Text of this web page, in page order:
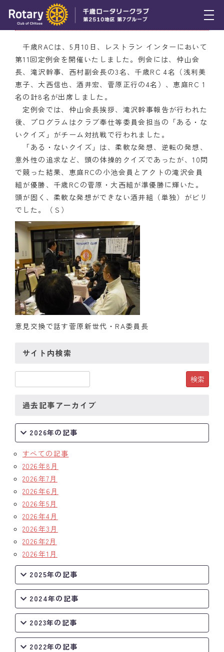
トピックス
例会報告
活動報告
理事会報告
スケジュール
年間プログラム
木曜会
組織図
クラブのあゆみ
クラブの歴史
歴代会長・幹事
記念誌
案内
リンク集
入会のご案内
5月10日（木） RAC第11回定例会の開催
千歳RACは、5月10日、レストラン インターにおいて
第11回定例会を開催いたしました。例会には、仲山会
長、滝沢幹事、西村副会長の3名、千歳RC 4名（浅利美
恵子、大西信也、酒井宏、菅原正行の4名）、恵庭RC 1
名の計8名が出席しました。
定例会では、仲山会長挨拶、滝沢幹事報告が行われた
後、プログラムはクラブ奉仕等委員会担当の「ある・な
いクイズ」がチーム対抗戦で行われました。
「ある・ないクイズ」は、柔軟な発想、逆転の発想、
意外性の追求など、頭の体操的クイズであったが、10問
で競った結果、恵庭RCの小池会員とアクトの滝沢会員
組が優勝、千歳RCの菅原・大西組が準優勝に輝いた。
頭が固く、柔軟な発想ができない酒井組（単独）がビリ
でした。（Ｓ）
意見交換で話す菅原新世代・RA委員長
サイト内検索
過去記事アーカイブ
2026年の記事
すべての記事
2026年8月
2026年7月
2026年6月
2026年5月
2026年4月
2026年3月
2026年2月
2026年1月
2025年の記事
2024年の記事
2023年の記事
2022年の記事